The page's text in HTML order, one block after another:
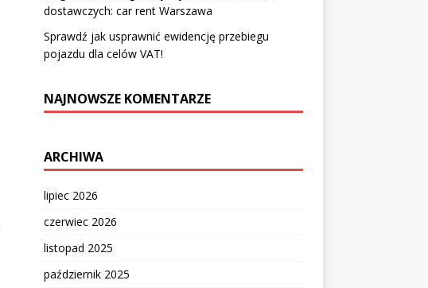
dostawczych: car rent Warszawa
Sprawdź jak usprawnić ewidencję przebiegu
pojazdu dla celów VAT!
NAJNOWSZE KOMENTARZE
ARCHIWA
lipiec 2026
czerwiec 2026
listopad 2025
październik 2025